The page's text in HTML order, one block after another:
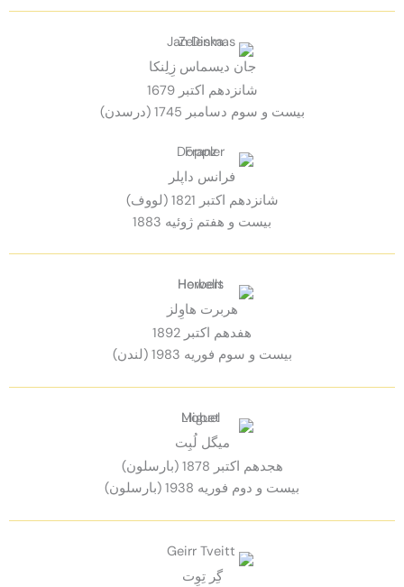
جان ديسماس زِلِنكا
شانزدهم اكتبر 1679
بيست و سوم دسامبر 1745 (درسدن)
فرانس داپلر
شانزدهم اكتبر 1821 (لووف)
بيست و هفتم ژوئيه 1883
هربرت هاوِلز
هفدهم اكتبر 1892
بيست و سوم فوريه 1983 (لندن)
ميگل لُبِت
هجدهم اكتبر 1878 (بارسلون)
بيست و دوم فوريه 1938 (بارسلون)
گِر تِوِت